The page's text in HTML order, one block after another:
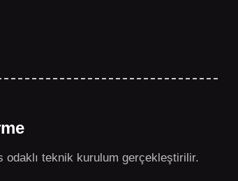
odaklı teknik kurulum gerçekleştirilir.